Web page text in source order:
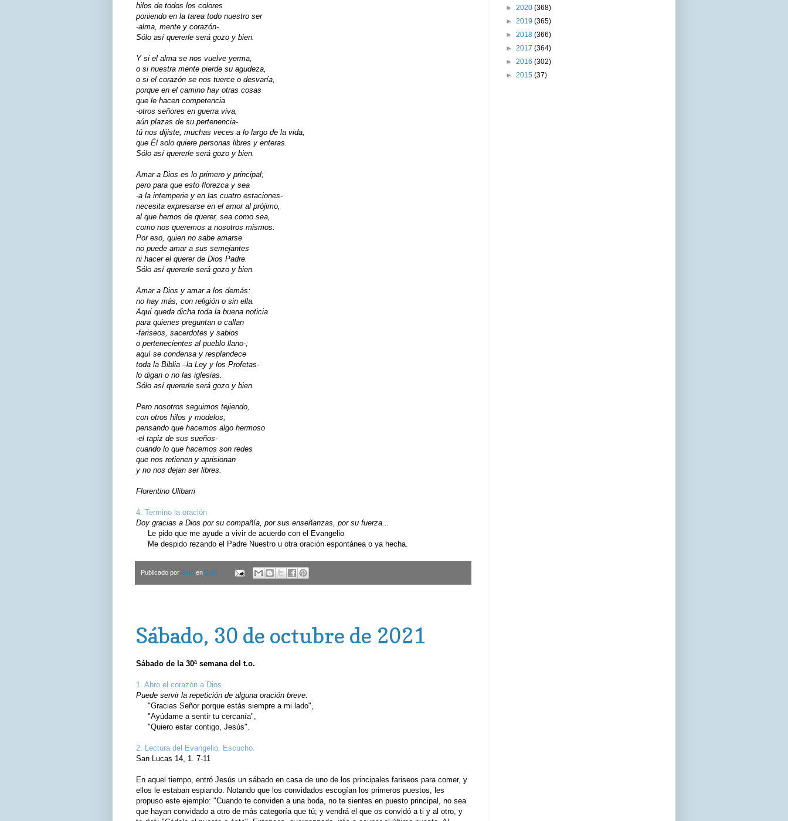
hilos de todos los colores
poniendo en la tarea todo nuestro ser
-alma, mente y corazón-.
Sólo así quererle será gozo y bien.
Y si el alma se nos vuelve yerma,
o si nuestra mente pierde su agudeza,
o si el corazón se nos tuerce o desvaría,
porque en el camino hay otras cosas
que le hacen competencia
-otros señores en guerra viva,
aún plazas de su pertenencia-
tú nos dijiste, muchas veces a lo largo de la vida,
que Él solo quiere personas libres y enteras.
Sólo así quererle será gozo y bien.
Amar a Dios es lo primero y principal;
pero para que esto florezca y sea
-a la intemperie y en las cuatro estaciones-
necesita expresarse en el amor al prójimo,
al que hemos de querer, sea como sea,
como nos queremos a nosotros mismos.
Por eso, quien no sabe amarse
no puede amar a sus semejantes
ni hacer el querer de Dios Padre.
Sólo así quererle será gozo y bien.
Amar a Dios y amar a los demás:
no hay más, con religión o sin ella.
Aquí queda dicha toda la buena noticia
para quienes preguntan o callan
-fariseos, sacerdotes y sabios
o pertenecientes al pueblo llano-;
aquí se condensa y resplandece
toda la Biblia –la Ley y los Profetas-
lo digan o no las iglesias.
Sólo así quererle será gozo y bien.
Pero nosotros seguimos tejiendo,
con otros hilos y modelos,
pensando que hacemos algo hermoso
-el tapiz de sus sueños-
cuando lo que hacemos son redes
que nos retienen y aprisionan
y no nos dejan ser libres.
Florentino Ulibarri
4. Termino la oración
Doy gracias a Dios por su compañía, por sus enseñanzas, por su fuerza...
Le pido que me ayude a vivir de acuerdo con el Evangelio
Me despido rezando el Padre Nuestro u otra oración espontánea o ya hecha.
Publicado por Satu en 0:00
Sábado, 30 de octubre de 2021
Sábado de la 30ª semana del t.o.
1. Abro el corazón a Dios.
Puede servir la repetición de alguna oración breve:
"Gracias Señor porque estás siempre a mi lado",
"Ayúdame a sentir tu cercanía",
"Quiero estar contigo, Jesús".
2. Lectura del Evangelio. Escucho.
San Lucas 14, 1. 7-11
En aquel tiempo, entró Jesús un sábado en casa de uno de los principales fariseos para comer, y
ellos le estaban espiando. Notando que los convidados escogían los primeros puestos, les
propuso este ejemplo: "Cuando te conviden a una boda, no te sientes en puesto principal, no sea
que hayan convidado a otro de más categoría que tú; y vendrá el que os convidó a ti y al otro, y
► 2020 (368)
► 2019 (365)
► 2018 (366)
► 2017 (364)
► 2016 (302)
► 2015 (37)